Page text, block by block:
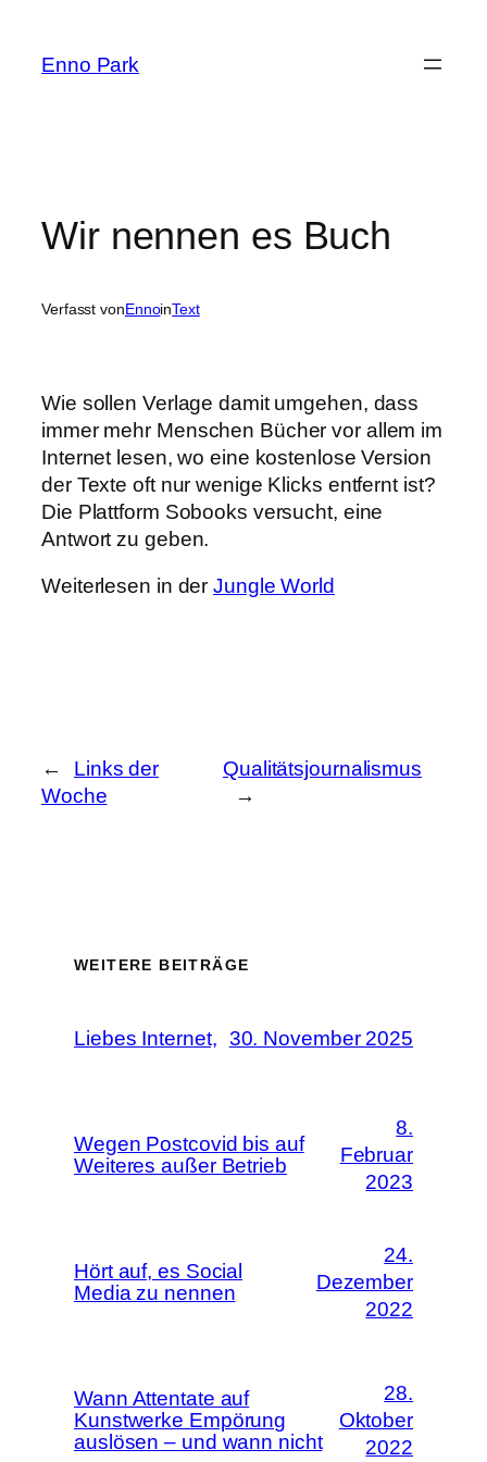
springen
Enno Park
Wir nennen es Buch
Verfasst vonEnnoinText
Wie sollen Verlage damit umgehen, dass
immer mehr Menschen Bücher vor allem im
Internet lesen, wo eine kostenlose Version
der Texte oft nur wenige Klicks entfernt ist?
Die Plattform Sobooks versucht, eine
Antwort zu geben.
Weiterlesen in derJungle World
←
Links der
Woche
Qualitätsjournalismus
→
WEITERE BEITRÄGE
Liebes Internet, 30. November 2025
Wegen Postcovid bis auf
Weiteres außer Betrieb
8.
Februar
2023
Hört auf, es Social
Media zu nennen
24.
Dezember
2022
Wann Attentate auf
Kunstwerke Empörung
auslösen – und wann nicht
28.
Oktober
2022